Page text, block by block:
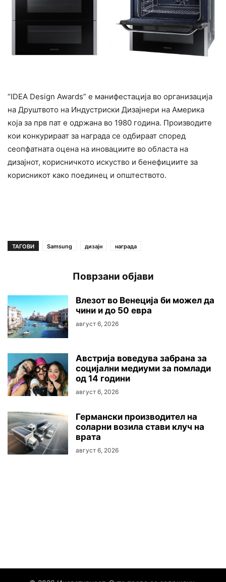
“IDEA Design Awards” е манифестација во организација
на Друштвото на Индустриски Дизајнери на Америка
која за прв пат е одржана во 1980 година. Производите
кои конкурираат за награда се одбираат според
сеопфатната оцена на иновациите во областа на
дизајнот, корисничкото искуство и бенефициите за
корисникот како поединец и општеството.
ТАГОВИ Samsung дизајн награда
Поврзани објави
Влезот во Венеција би можел да
чини и до 50 евра
август 6, 2026
Австриjа воведува забрана за
социјални медиуми за помлади
од 14 години
август 6, 2026
Германски производител на
соларни возила стави клуч на
врата
август 6, 2026